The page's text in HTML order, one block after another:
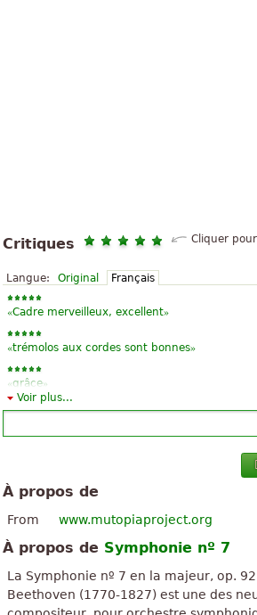
Critiques Cliquer
Langue: Original Français
«Cadre merveilleux, excellent»
«trémolos aux cordes sont bonnes»
«grâce»
Voir plus...
À propos de
From www.mutopiaproject.org
À propos de Symphonie nº 7
La Symphonie nº 7 en la majeur, op.
Beethoven (1770-1827) est une des